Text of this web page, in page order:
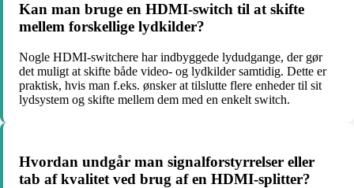
Kan man bruge en HDMI-switch til at skifte
mellem forskellige lydkilder?
Nogle HDMI-switchere har indbyggede lydudgange, der gør
det muligt at skifte både video- og lydkilder samtidig. Dette er
praktisk, hvis man f.eks. ønsker at tilslutte flere enheder til sit
lydsystem og skifte mellem dem med en enkelt switch.
Hvordan undgår man signalforstyrrelser eller
tab af kvalitet ved brug af en HDMI-splitter?